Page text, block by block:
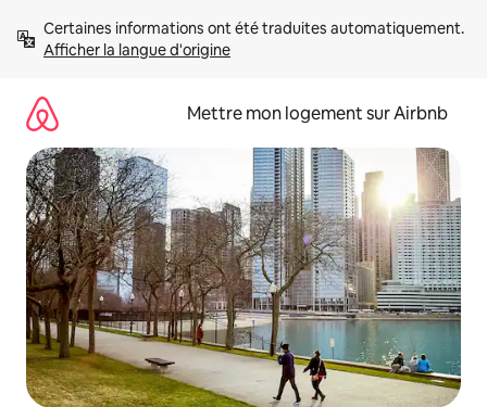
directement
Afficher la langue d'origine
Mettre mon logement sur Airbnb